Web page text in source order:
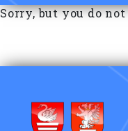
Sorry, but you do